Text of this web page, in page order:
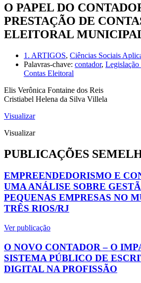
O PAPEL DO
PRESTAÇÃO DE
ELEITORAL
1. ARTIGOS, Ciências Sociais
Palavras-chave: contador,
Contas Eleitoral
Elis Verônica Fontaine dos Reis
Cristiabel Helena da Silva Villela
Visualizar
Visualizar
PUBLICAÇÕES
EMPREENDEDORISMO E
UMA ANÁLISE SOBRE
PEQUENAS EMPRESAS NO
TRÊS RIOS/RJ
Ver publicação
O NOVO CONTADOR – O
SISTEMA PÚBLICO DE
DIGITAL NA PROFISSÃO